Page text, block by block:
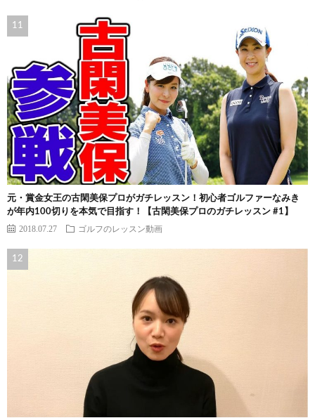
元・賞金女王の古閑美保プロがガチレッスン！初心者ゴルファーなみき
が年内100切りを本気で目指す！【古閑美保プロのガチレッスン #1】
2018.07.27 ゴルフのレッスン動画